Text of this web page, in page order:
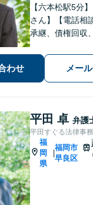
【六本松駅5分
さん】【電話相
承継、債権回収
のみなさまが安
るよう、法律に
問や悩みも迅速
ださい。
わせ メー
平田 卓 弁護
平田すぐる法律事
福
岡
県
福岡市
早良区